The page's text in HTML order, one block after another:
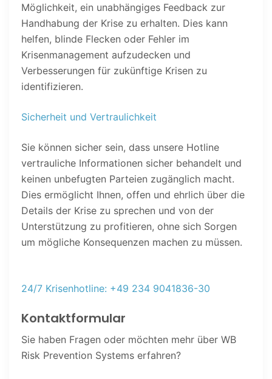
Möglichkeit, ein unabhängiges Feedback zur
Handhabung der Krise zu erhalten. Dies kann
helfen, blinde Flecken oder Fehler im
Krisenmanagement aufzudecken und
Verbesserungen für zukünftige Krisen zu
identifizieren.
Sicherheit und Vertraulichkeit
Sie können sicher sein, dass unsere Hotline
vertrauliche Informationen sicher behandelt und
keinen unbefugten Parteien zugänglich macht.
Dies ermöglicht Ihnen, offen und ehrlich über die
Details der Krise zu sprechen und von der
Unterstützung zu profitieren, ohne sich Sorgen
um mögliche Konsequenzen machen zu müssen.
24/7 Krisenhotline: +49 234 9041836-30
Kontaktformular
Sie haben Fragen oder möchten mehr über WB
Risk Prevention Systems erfahren?